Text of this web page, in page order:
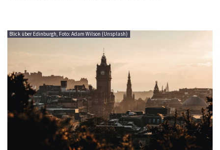
Blick über Edinburgh, Foto: Adam Wilson (Unsplash)